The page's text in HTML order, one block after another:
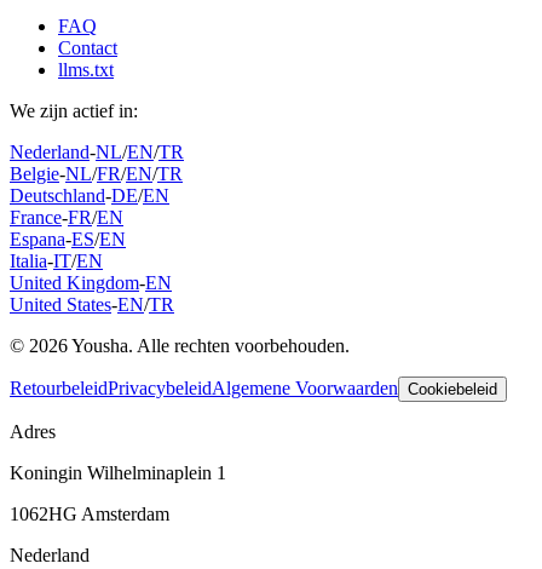
FAQ
Contact
llms.txt
We zijn actief in:
Nederland-NL/EN/TR
Belgie-NL/FR/EN/TR
Deutschland-DE/EN
France-FR/EN
Espana-ES/EN
Italia-IT/EN
United Kingdom-EN
United States-EN/TR
© 2026 Yousha. Alle rechten voorbehouden.
RetourbeleidPrivacybeleidAlgemene Voorwaarden Cookiebeleid
Adres
Koningin Wilhelminaplein 1
1062HG Amsterdam
Nederland